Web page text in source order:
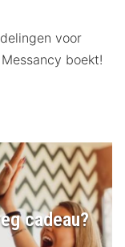
voor
boekt!
cadeau?